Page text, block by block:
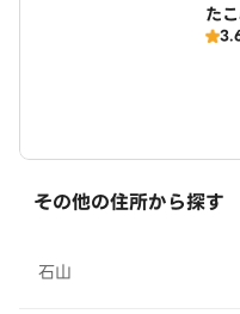
た
その他の住所から探す
石山